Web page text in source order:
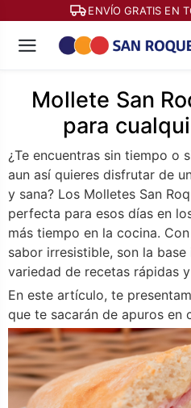
ENVÍO GRATIS EN
Mollete San
para
¿Te encuentras sin tiempo o
aun así quieres disfrutar de
y sana? Los Molletes San
perfecta para esos días en
más tiempo en la cocina.
sabor irresistible, son la
variedad de recetas rápidas
En este artículo, te
que te sacarán de apuros en